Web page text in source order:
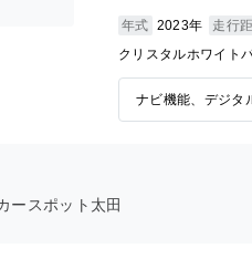
年式 2023年 走行
クリスタルホワイト
ナビ機能、デジタ
スポット太田